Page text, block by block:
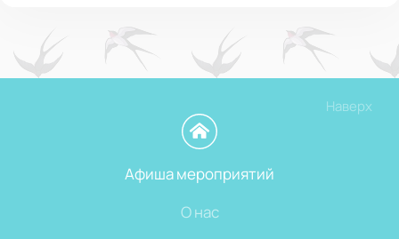
Наверх
Афиша мероприятий
О нас